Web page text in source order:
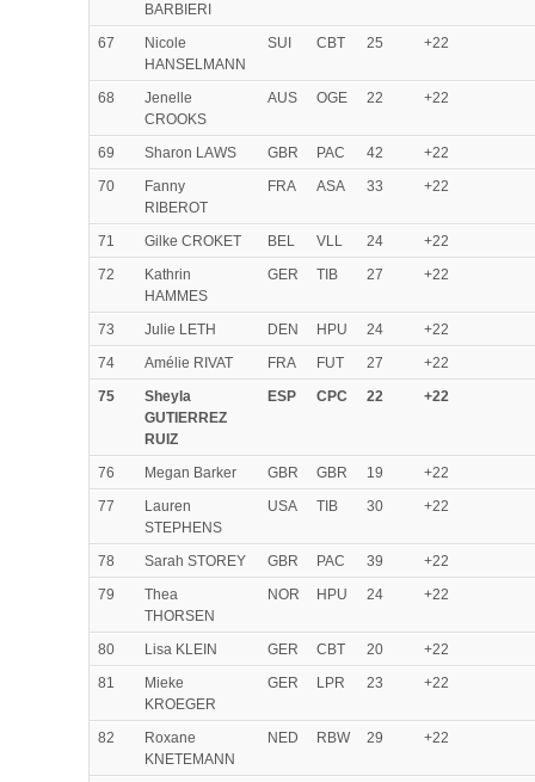
BARBIERI
67
Nicole
HANSELMANN
SUI CBT 25 +22
68
Jenelle
CROOKS
AUS OGE 22 +22
69 Sharon LAWS GBR PAC 42
+22
70
Fanny
RIBEROT
FRA ASA 33 +22
71 Gilke CROKET BEL VLL 24
+22
72
Kathrin
HAMMES
GER TIB 27 +22
73 Julie LETH DEN HPU 24
+22
74
Amélie RIVAT FRA FUT 27
+22
75
Sheyla
GUTIERREZ
RUIZ
ESP CPC 22 +22
76 Megan Barker GBR GBR 19
+22
77
Lauren
STEPHENS
USA TIB 30 +22
78 Sarah STOREY GBR PAC 39
+22
79
Thea
THORSEN
NOR HPU 24 +22
80 Lisa KLEIN GER CBT 20
+22
81
Mieke
KROEGER
GER LPR 23 +22
82
Roxane
KNETEMANN
NED RBW 29 +22